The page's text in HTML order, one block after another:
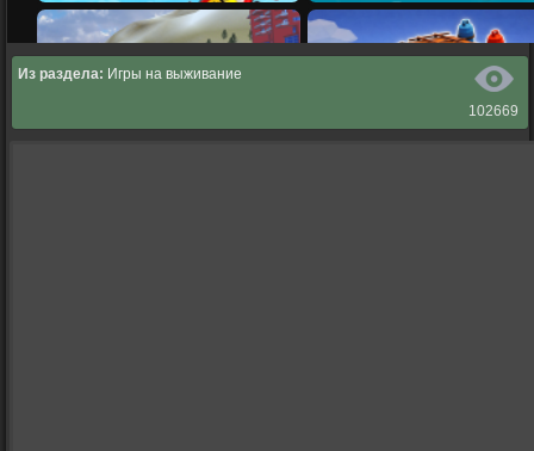
102669
Из раздела: Игры на выживание